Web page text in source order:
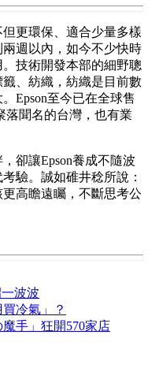
更環保、適合少量多樣
週以內，如今不少快時
技術開發本部的細野聰
、紡織，紡織是目前數
Epson至今已在全球售
落聞名的台灣，也有業
卻讓Epson養成不隨波
驗。誠如碓井稔所說：
更高瞻遠矚，不斷思考公
波波
冷氣」？
手」狂開570家店